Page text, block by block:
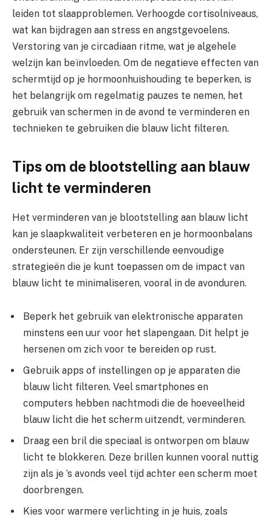
leiden tot slaapproblemen. Verhoogde cortisolniveaus,
wat kan bijdragen aan stress en angstgevoelens.
Verstoring van je circadiaan ritme, wat je algehele
welzijn kan beïnvloeden. Om de negatieve effecten van
schermtijd op je hormoonhuishouding te beperken, is
het belangrijk om regelmatig pauzes te nemen, het
gebruik van schermen in de avond te verminderen en
technieken te gebruiken die blauw licht filteren.
Tips om de blootstelling aan blauw
licht te verminderen
Het verminderen van je blootstelling aan blauw licht
kan je slaapkwaliteit verbeteren en je hormoonbalans
ondersteunen. Er zijn verschillende eenvoudige
strategieën die je kunt toepassen om de impact van
blauw licht te minimaliseren, vooral in de avonduren.
Beperk het gebruik van elektronische apparaten
minstens een uur voor het slapengaan. Dit helpt je
hersenen om zich voor te bereiden op rust.
Gebruik apps of instellingen op je apparaten die
blauw licht filteren. Veel smartphones en
computers hebben nachtmodi die de hoeveelheid
blauw licht die het scherm uitzendt, verminderen.
Draag een bril die speciaal is ontworpen om blauw
licht te blokkeren. Deze brillen kunnen vooral nuttig
zijn als je ’s avonds veel tijd achter een scherm moet
doorbrengen.
Kies voor warmere verlichting in je huis, zoals